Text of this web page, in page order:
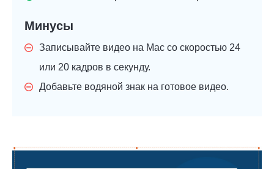
Минусы
Записывайте видео на Mac со скоростью 24
или 20 кадров в секунду.
Добавьте водяной знак на готовое видео.